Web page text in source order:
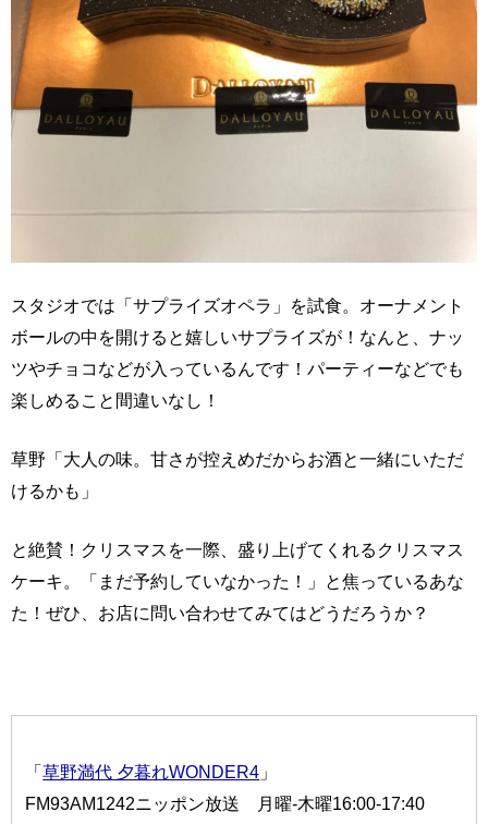
スタジオでは「サプライズオペラ」を試食。オーナメント
ボールの中を開けると嬉しいサプライズが！なんと、ナッ
ツやチョコなどが入っているんです！パーティーなどでも
楽しめること間違いなし！
草野「大人の味。甘さが控えめだからお酒と一緒にいただ
けるかも」
と絶賛！クリスマスを一際、盛り上げてくれるクリスマス
ケーキ。「まだ予約していなかった！」と焦っているあな
た！ぜひ、お店に問い合わせてみてはどうだろうか？
「草野満代 夕暮れWONDER4 」
FM93AM1242ニッポン放送 月曜-木曜16:00-17:40